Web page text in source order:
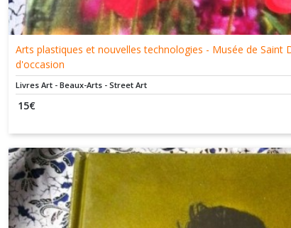
Arts plastiques et nouvelles technologies - Musée de Saint
d'occasion
Livres Art - Beaux-Arts - Street Art
15€